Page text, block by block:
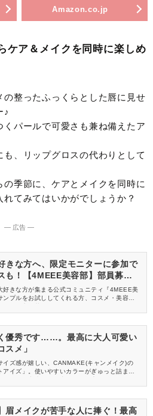
Amazon.co.jp
ケア＆メイクを同時に楽しめ
の整ったふっくらとした唇に見せ
♪
くパールで可愛さも兼ね備えたア
も、リップグロスの代わりとして
季節に、ケアとメイクを同時に
てみてはいかがでしょうか？
― 広告 ―
きな方へ、限定モニターに参加で
も！【4MEEE美容部】部員募集
好きな方が集まる公式コミュニティ『4MEEE美
プルをお試ししてくれる方、コスメ・美容情報
優秀です……。最高に大人可愛い
スメ」
イズ感が嬉しい、CANMAKE(キャンメイク)の
アイズ」。使いやすいカラーがぎゅっと詰まっ
は、温かみのあるブラウンが大人可愛い〈04 ア
眉メイクが苦手な人に捧ぐ！最高